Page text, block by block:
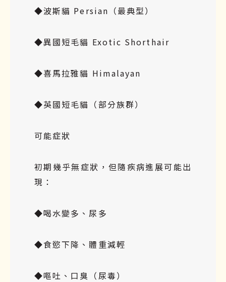
◆波斯貓 Persian（最典型）
◆異國短毛貓 Exotic Shorthair
◆喜馬拉雅貓 Himalayan
◆英國短毛貓（部分族群）
可能症狀
初期幾乎無症狀，但隨疾病進展可能出
現：
◆喝水變多、尿多
◆食慾下降、體重減輕
◆嘔吐、口臭（尿毒）